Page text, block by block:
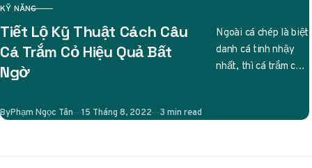
CATEGORY
KỸ NĂNG
Tiết Lộ Kỹ Thuật Cách Câu
Cá Trắm Cỏ Hiệu Quả Bất
Ngờ
Ngoài cá chép là biệt
danh cá tinh nhậy
nhất, thì cá trắm cỏ
ByPhạm Ngọc Tân Published
15 Tháng 8, 2022 3 min read